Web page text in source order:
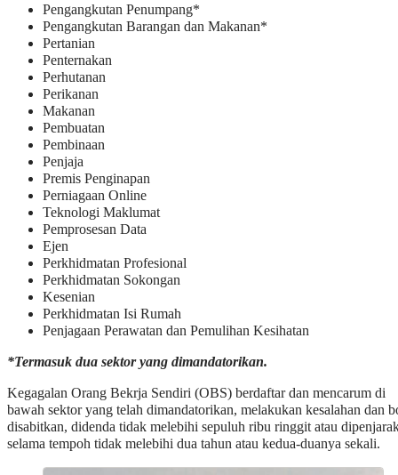
Pengangkutan Penumpang*
Pengangkutan Barangan dan Makanan*
Pertanian
Penternakan
Perhutanan
Perikanan
Makanan
Pembuatan
Pembinaan
Penjaja
Premis Penginapan
Perniagaan Online
Teknologi Maklumat
Pemprosesan Data
Ejen
Perkhidmatan Profesional
Perkhidmatan Sokongan
Kesenian
Perkhidmatan Isi Rumah
Penjagaan Perawatan dan Pemulihan Kesihatan
*Termasuk dua sektor yang dimandatorikan.
Kegagalan Orang Bekrja Sendiri (OBS) berdaftar dan mencarum di
bawah sektor yang telah dimandatorikan, melakukan kesalahan dan
disabitkan, didenda tidak melebihi sepuluh ribu ringgit atau
selama tempoh tidak melebihi dua tahun atau kedua-duanya sekali.